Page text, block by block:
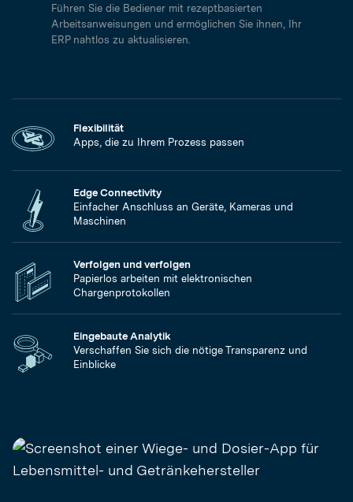
Führen Sie die Bediener mit rezeptbasierten
Arbeitsanweisungen und ermöglichen Sie ihnen, Ihr
ERP nahtlos zu aktualisieren.
Flexibilität
Apps, die zu Ihrem Prozess passen
Edge Connectivity
Einfacher Anschluss an Geräte, Kameras und
Maschinen
Verfolgen und verfolgen
Papierlos arbeiten mit elektronischen
Chargenprotokollen
Eingebaute Analytik
Verschaffen Sie sich die nötige Transparenz und
Einblicke